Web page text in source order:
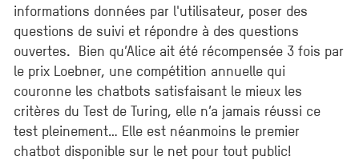
informations données par l'utilisateur, poser des
questions de suivi et répondre à des questions
ouvertes. Bien qu’Alice ait été récompensée 3 fois par
le prix Loebner, une compétition annuelle qui
couronne les chatbots satisfaisant le mieux les
critères du Test de Turing, elle n’a jamais réussi ce
test pleinement… Elle est néanmoins le premier
chatbot disponible sur le net pour tout public!